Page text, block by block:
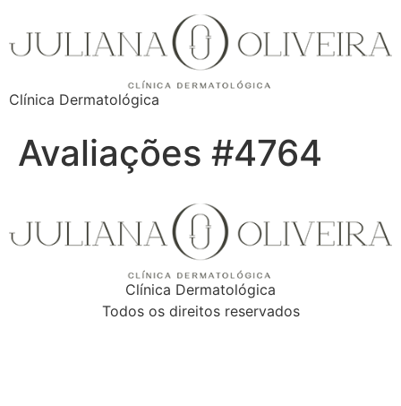
Clínica Dermatológica
Avaliações #4764
Clínica Dermatológica
Todos os direitos reservados